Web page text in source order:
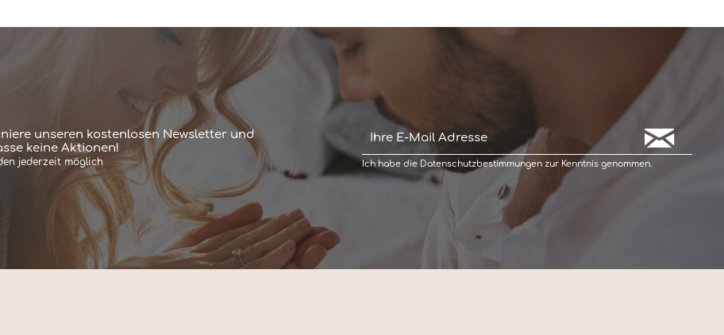
unseren kostenlosen Newsletter und
keine Aktionen!
jederzeit möglich Ich habe die Datenschutzbestimmungenzur Kenntnis genommen.